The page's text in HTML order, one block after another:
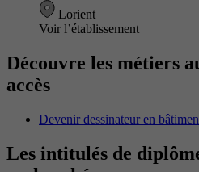
Lorient
Voir l’établissement
Découvre les métiers
accès
Devenir dessinateur en
Les intitulés de